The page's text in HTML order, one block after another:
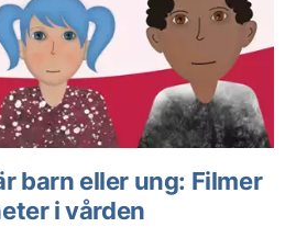
barn eller ung: Filmer
i vården